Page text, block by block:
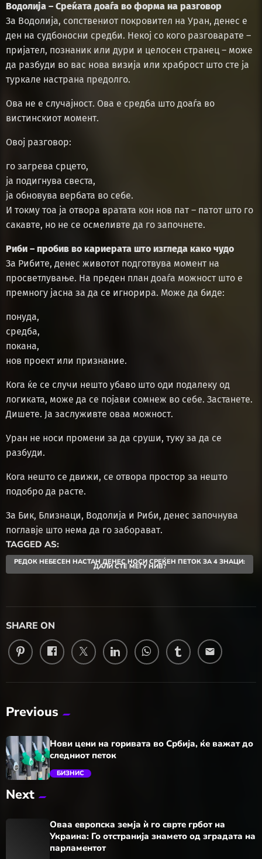
Водолија – Среќата доаѓа во форма на разговор
За Водолија, сопствениот покровител на Уран, денес е
ден на судбоносни средби. Некој со кого разговарате –
пријател, познаник или дури и целосен странец – може
да разбуди во вас нова визија или храброст што сте ја
туркале настрана предолго.
Ова не е случајност. Ова е средба што доаѓа во
вистинскиот момент.
Овој разговор:
го загрева срцето,
ја подигнува свеста,
ја обновува вербата во себе.
И токму тоа ја отвора вратата кон нов пат – патот што го
сакавте, но не се осмеливте да го започнете.
Риби – пробив во кариерата што изгледа како чудо
За Рибите, денес животот подготвува момент на
просветлување. На преден план доаѓа можност што е
премногу јасна за да се игнорира. Може да биде:
понуда,
средба,
покана,
нов проект или признание.
Кога ќе се случи нешто убаво што оди подалеку од
логиката, може да се појави сомнеж во себе. Застанете.
Дишете. Ја заслуживте оваа можност.
Уран не носи промени за да сруши, туку за да се
разбуди.
Кога нешто се движи, се отвора простор за нешто
подобро да расте.
За Бик, Близнаци, Водолија и Риби, денес започнува
поглавје што нема да го заборават.
TAGGED AS:
РЕДОК НЕБЕСЕН НАСТАН ДЕНЕС НОСИ СРЕЌЕН ПЕТОК ЗА 4 ЗНАЦИ:
ДАЛИ СТЕ МЕЃУ НИВ?
SHARE ON
email
Previous
Нови цени на горивата во Србија, ќе важат до
следниот петок
БИЗНИС
Next
Оваа европска земја ѝ го сврте грбот на
Украина: Го отстранија знамето од зградата на
парламентот